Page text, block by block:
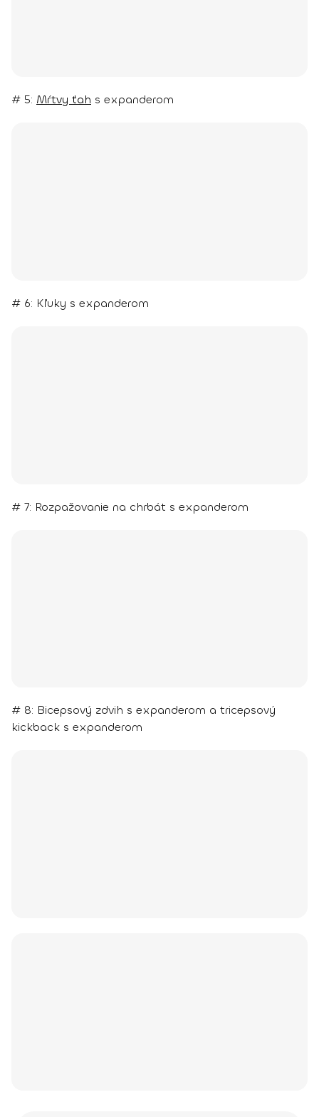
# 5: Mŕtvy ťah s expanderom
# 6: Kľuky s expanderom
# 7: Rozpažovanie na chrbát s expanderom
# 8: Bicepsový zdvih s expanderom a tricepsový
kickback s expanderom